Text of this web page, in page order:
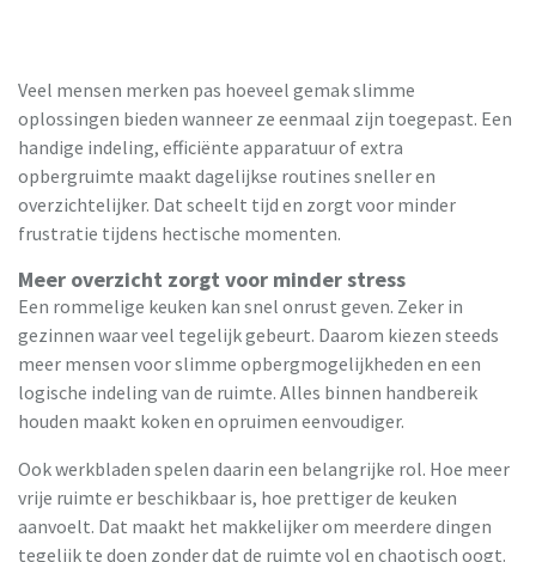
Veel mensen merken pas hoeveel gemak slimme
oplossingen bieden wanneer ze eenmaal zijn toegepast. Een
handige indeling, efficiënte apparatuur of extra
opbergruimte maakt dagelijkse routines sneller en
overzichtelijker. Dat scheelt tijd en zorgt voor minder
frustratie tijdens hectische momenten.
Meer overzicht zorgt voor minder stress
Een rommelige keuken kan snel onrust geven. Zeker in
gezinnen waar veel tegelijk gebeurt. Daarom kiezen steeds
meer mensen voor slimme opbergmogelijkheden en een
logische indeling van de ruimte. Alles binnen handbereik
houden maakt koken en opruimen eenvoudiger.
Ook werkbladen spelen daarin een belangrijke rol. Hoe meer
vrije ruimte er beschikbaar is, hoe prettiger de keuken
aanvoelt. Dat maakt het makkelijker om meerdere dingen
tegelijk te doen zonder dat de ruimte vol en chaotisch oogt.